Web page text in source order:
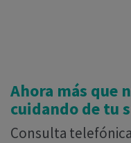
Ahora más que
cuidando de tu
Consulta